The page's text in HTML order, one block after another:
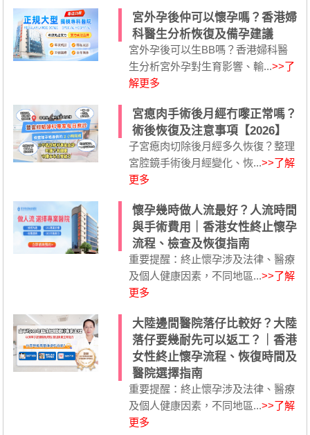
宮外孕後仲可以懷孕嗎？香港婦
科醫生分析恢復及備孕建議
宮外孕後可以生BB嗎？香港婦科醫
生分析宮外孕對生育影響、輸...>>了
解更多
宮瘜肉手術後月經冇嚟正常嗎？
術後恢復及注意事項【2026】
子宮瘜肉切除後月經多久恢復？整理
宮腔鏡手術後月經變化、恢...>>了解
更多
懷孕幾時做人流最好？人流時間
與手術費用｜香港女性終止懷孕
流程、檢查及恢復指南
重要提醒：終止懷孕涉及法律、醫療
及個人健康因素，不同地區...>>了解
更多
大陸邊間醫院落仔比較好？大陸
落仔要幾耐先可以返工？｜香港
女性終止懷孕流程、恢復時間及
醫院選擇指南
重要提醒：終止懷孕涉及法律、醫療
及個人健康因素，不同地區...>>了解
更多